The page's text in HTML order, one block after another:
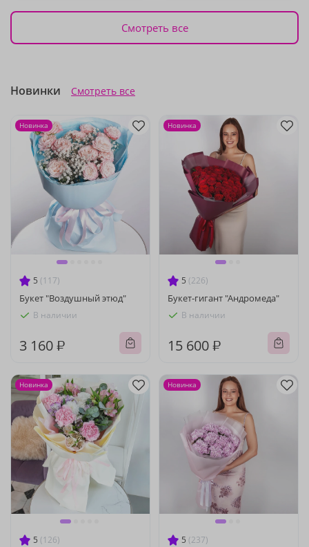
Смотреть все
Новинки Смотреть все
5 (117)
Букет "Воздушный этюд"
В наличии
3 160 ₽
Новинка
5 (226)
Букет-гигант "Андромеда"
В наличии
15 600 ₽
Новинка
5 (126)
Новинка
5 (237)
Новинка